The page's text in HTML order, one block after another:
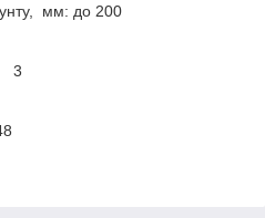
мм: до 200
3